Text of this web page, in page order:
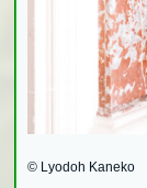
© Lyodoh Kaneko